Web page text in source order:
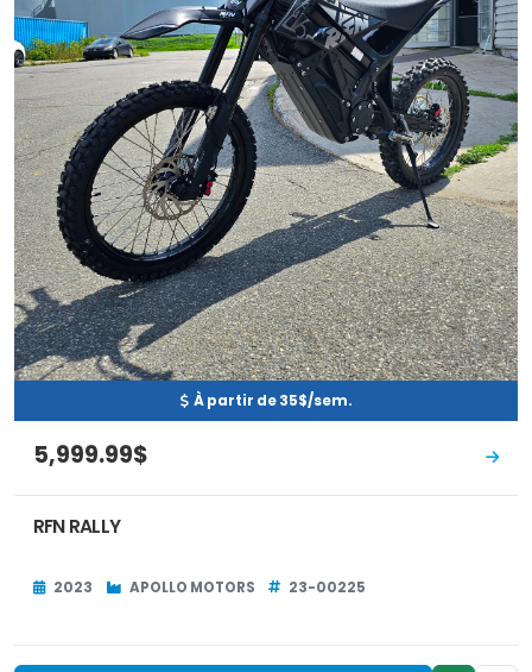
À partir de 35$/sem.
5,999.99$
RFN RALLY
2023 APOLLO MOTORS 23-00225